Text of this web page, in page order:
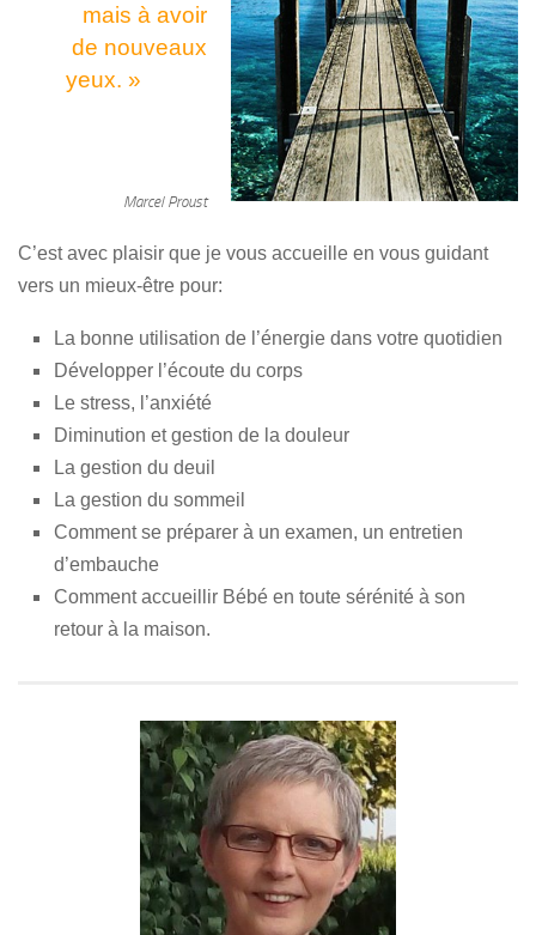
mais à avoir
de nouveaux
yeux. »
Marcel Proust
C’est avec plaisir que je vous accueille en vous guidant
vers un mieux-être pour:
La bonne utilisation de l’énergie dans votre quotidien
Développer l’écoute du corps
Le stress, l’anxiété
Diminution et gestion de la douleur
La gestion du deuil
La gestion du sommeil
Comment se préparer à un examen, un entretien
d’embauche
Comment accueillir Bébé en toute sérénité à son
retour à la maison.